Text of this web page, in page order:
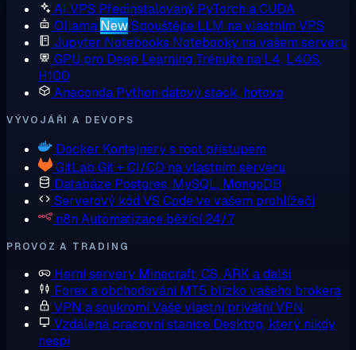
AI VPS Předinstalovaný PyTorch a CUDA
Ollama NewSpouštějte LLM na vlastním VPS
Jupyter Notebooks Notebooky na vašem serveru
GPU pro Deep Learning Trénujte na L4, L40S,
H100
Anaconda Python datový stack, hotovo
VÝVOJÁŘI A DEVOPS
Docker Kontejnery s root přístupem
GitLab Git + CI/CD na vlastním serveru
Databáze Postgres, MySQL, MongoDB
Serverový kód VS Code ve vašem prohlížeči
n8n Automatizace běžící 24/7
PROVOZ A TRADING
Herní servery Minecraft, CS, ARK a další
Forex a obchodování MT5 blízko vašeho brokera
VPN a soukromíVaše vlastní privátní VPN
Vzdálená pracovní stanice Desktop, který nikdy
nespí